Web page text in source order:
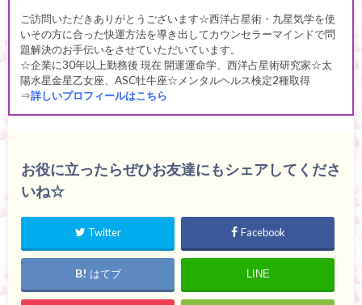
ご訪問いただきありがとうございます☆西洋占星術・九星気学を使
いその方に合った快運方法を導き出してカウンセラーマインドで問
題解決のお手伝いをさせていただいています。
☆企業に30年以上勤務後 現在 開運運命学、西洋占星術研究家☆太
陽水星金星乙女座、ASC牡牛座☆メンタルヘルス検定2種取得
⇒詳しいプロフィールはこちら
お役に立ったらぜひお友達にもシェアしてくださ
いね☆
Twitter Facebook
はてブ LINE